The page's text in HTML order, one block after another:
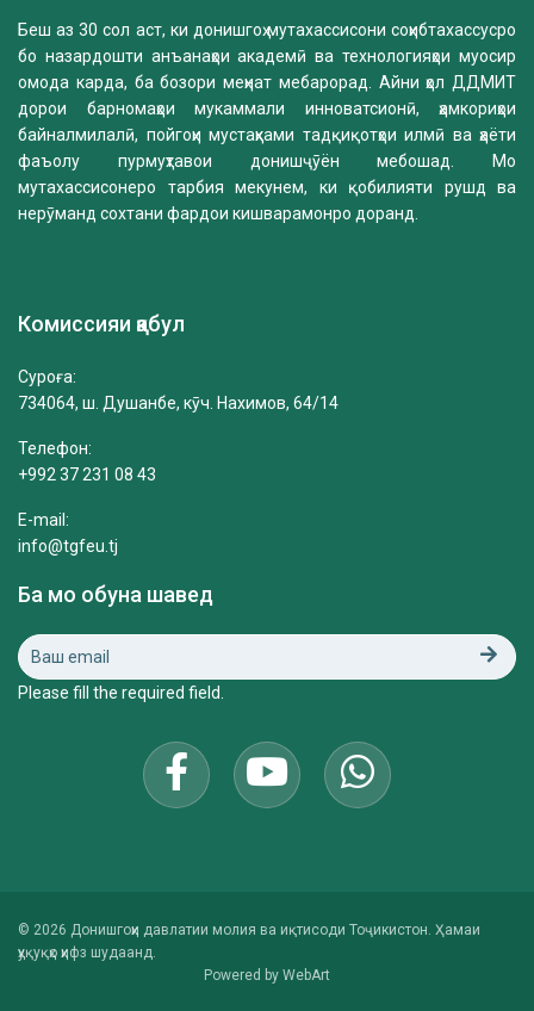
Беш аз 30 сол аст, ки донишгоҳ мутахассисони соҳибтахассусро
бо назардошти анъанаҳои академӣ ва технологияҳои муосир
омода карда, ба бозори меҳнат мебарорад. Айни ҳол ДДМИТ
дорои барномаҳои мукаммали инноватсионӣ, ҳамкориҳои
байналмилалӣ, пойгоҳи мустаҳками тадқиқотҳои илмӣ ва ҳаёти
фаъолу пурмуҳтавои донишҷӯён мебошад. Мо
мутахассисонеро тарбия мекунем, ки қобилияти рушд ва
нерӯманд сохтани фардои кишварамонро доранд.
Комиссияи қабул
Суроға:
734064, ш. Душанбе, кӯч. Нахимов, 64/14
Телефон:
+992 37 231 08 43
E-mail:
info@tgfeu.tj
Ба мо обуна шавед
Please fill the required field.
© 2026 Донишгоҳи давлатии молия ва иқтисоди Тоҷикистон. Ҳамаи
ҳуқуқҳо ҳифз шудаанд.
Powered by WebArt